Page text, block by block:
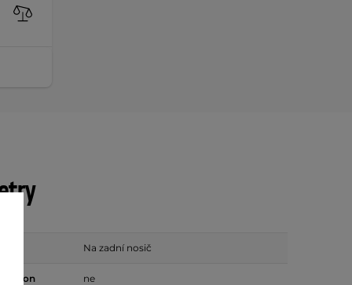
Na zadní nosič
telefon ne